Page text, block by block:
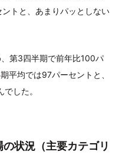
トと、あまりパッとしない
第3四半期で前年比100パ
平均では97パーセントと、
した。
状況（主要カテゴリ